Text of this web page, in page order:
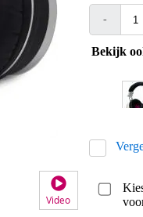
Video
-
Bekijk